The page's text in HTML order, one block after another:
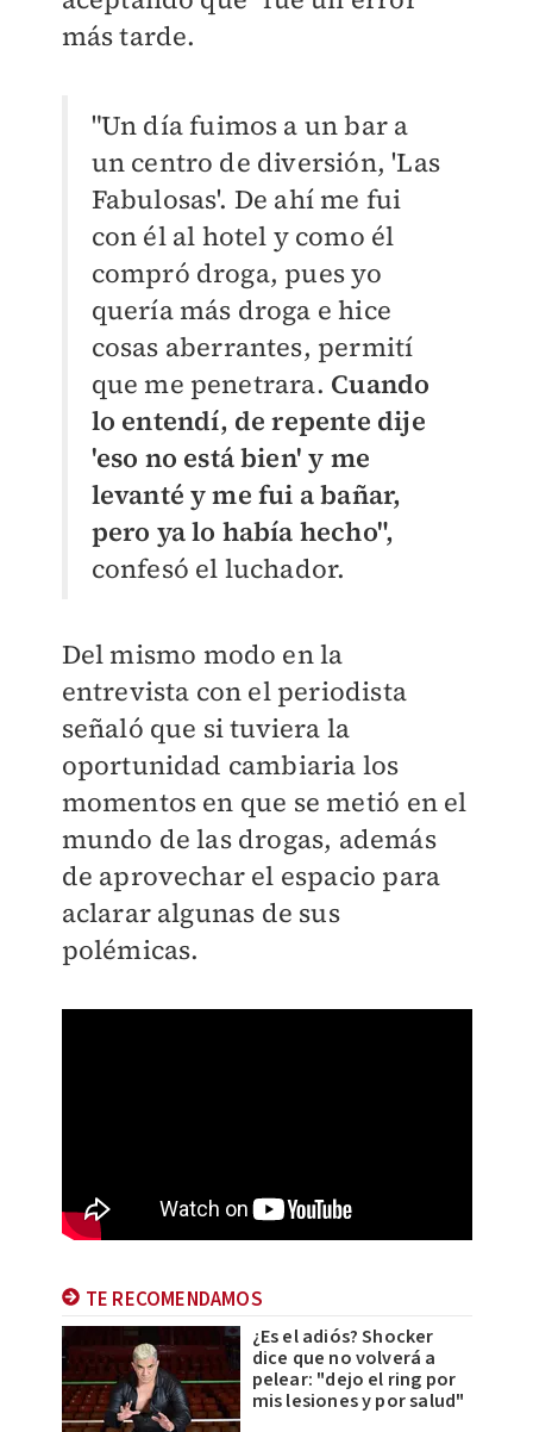
más tarde.
"Un día fuimos a un bar a
un centro de diversión, 'Las
Fabulosas'. De ahí me fui
con él al hotel y como él
compró droga, pues yo
quería más droga e hice
cosas aberrantes, permití
que me penetrara. Cuando
lo entendí, de repente dije
'eso no está bien' y me
levanté y me fui a bañar,
pero ya lo había hecho",
confesó el luchador.
Del mismo modo en la
entrevista con el periodista
señaló que si tuviera la
oportunidad cambiaria los
momentos en que se metió en el
mundo de las drogas, además
de aprovechar el espacio para
aclarar algunas de sus
polémicas.
TE RECOMENDAMOS
¿Es el adiós? Shocker
dice que no volverá a
pelear: "dejo el ring por
mis lesiones y por salud"